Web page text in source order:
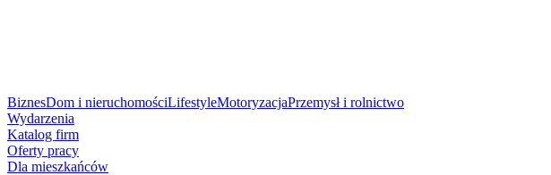
BiznesDom i nieruchomościLifestyleMotoryzacjaPrzemysł i rolnictwo
Wydarzenia
Katalog firm
Oferty pracy
Dla mieszkańców